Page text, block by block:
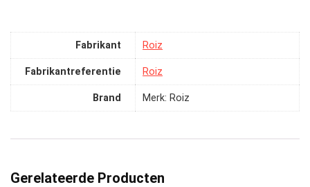
Fabrikant ‎Roiz
Fabrikantreferentie ‎Roiz
Brand Merk: Roiz
Gerelateerde Producten